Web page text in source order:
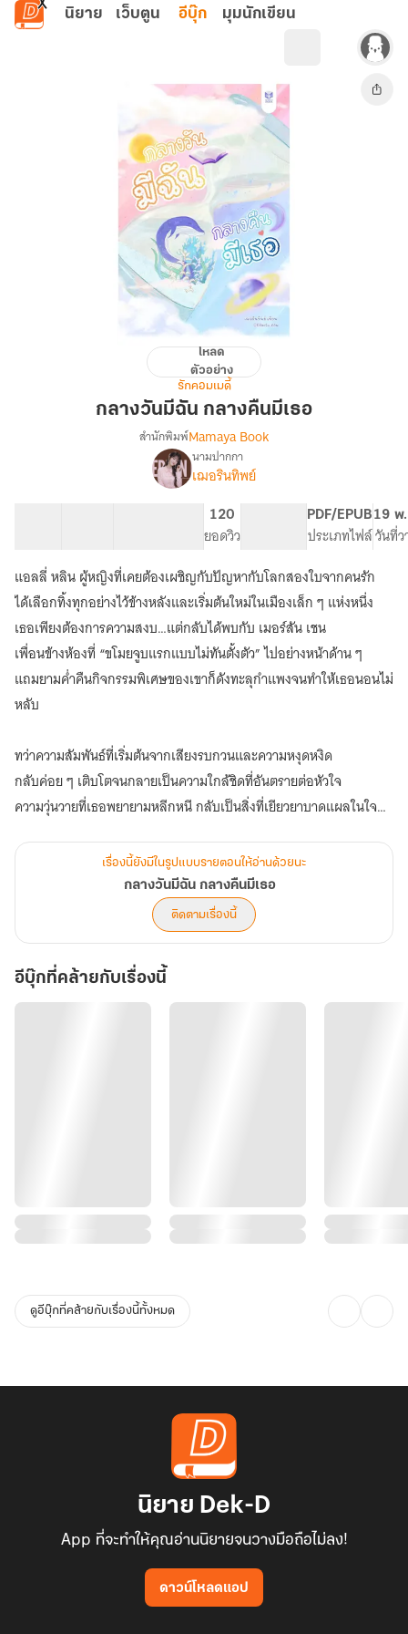
ข้ามไปยังเนื้อหาหลัก
นิยาย เว็บตูน อีบุ๊ก มุมนักเขียน
มี
กลาง
โหลด
ตัวอย่าง
รักคอมเมดี้
กลางวันมีฉัน กลางคืนมีเธอ
เรื่อง
กลาง
วัน
มี
ฉัน
กลาง
คืน
มี
เธอ
สำนักพิมพ์Mamaya Book
นามปากกา
เฌอรินทิพย์
120
ยอดวิว
PDF/EPUB
ประเภทไฟล์
19 พ
วันที่ว
แอลลี่ หลิน ผู้หญิงที่เคยต้องเผชิญกับปัญหากับโลกสองใบจากคนรัก
ได้เลือกทิ้งทุกอย่างไว้ข้างหลังและเริ่มต้นใหม่ในเมืองเล็ก ๆ แห่งหนึ่ง
เธอเพียงต้องการความสงบ…แต่กลับได้พบกับ เมอร์สัน เชน
เพื่อนข้างห้องที่ “ขโมยจูบแรกแบบไม่ทันตั้งตัว” ไปอย่างหน้าด้าน ๆ
แถมยามค่ำคืนกิจกรรมพิเศษของเขาก็ดังทะลุกำแพงจนทำให้เธอนอนไม่
หลับ
ทว่าความสัมพันธ์ที่เริ่มต้นจากเสียงรบกวนและความหงุดหงิด
กลับค่อย ๆ เติบโตจนกลายเป็นความใกล้ชิดที่อันตรายต่อหัวใจ
ความวุ่นวายที่เธอพยายามหลีกหนี กลับเป็นสิ่งที่เยียวยาบาดแผลในใจที
ท่ามกลางฤดูใบไม้ผลิที่กำลังผลิบาน
ความรักครั้งใหม่ได้เริ่มต้นขึ้นอีกครั้งในเมืองแห่งนี้…
เรื่องนี้ยังมีในรูปแบบรายตอนให้อ่านด้วยนะ
กลางวันมีฉัน กลางคืนมีเธอ
ติดตามเรื่องนี้
อีบุ๊กที่คล้ายกับเรื่องนี้
ดูอีบุ๊กที่คล้ายกับเรื่องนี้ทั้งหมด
นิยาย Dek-D
App ที่จะทำให้คุณอ่านนิยายจนวางมือถือไม่ลง!
ดาวน์โหลดแอป